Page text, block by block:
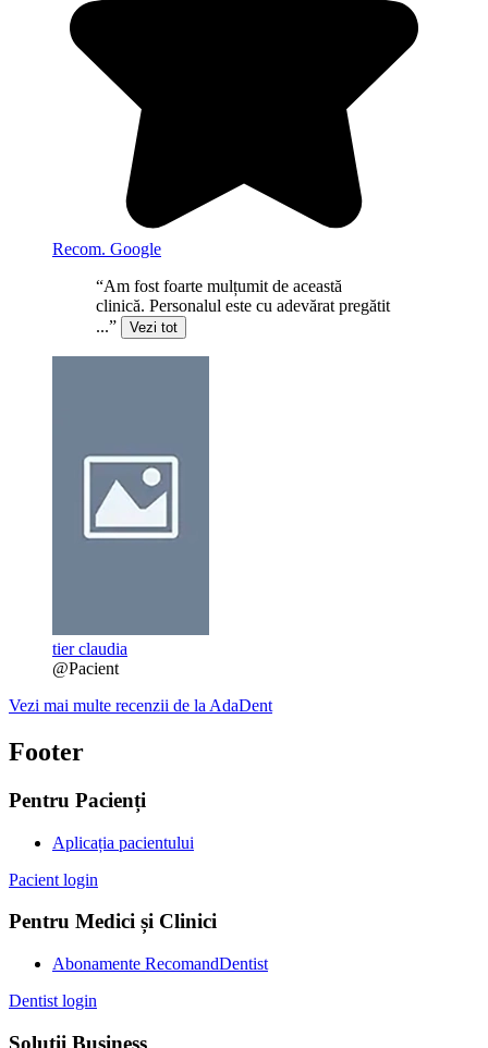
Recom. Google
“Am fost foarte mulțumit de această
clinică. Personalul este cu adevărat pregătit
...”
Vezi tot
tier claudia
@Pacient
Vezi mai multe recenzii de la AdaDent
Footer
Pentru Pacienți
Aplicația pacientului
Pacient login
Pentru Medici și Clinici
Abonamente RecomandDentist
Dentist login
Soluții Business